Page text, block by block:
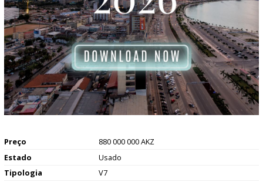
Preço
880 000 000 AKZ
Estado
Usado
Tipologia
V7